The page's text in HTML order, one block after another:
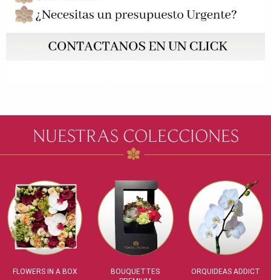
NUESTRAS COLECCIONES
FLOWERS IN A BOX
BOUQUETTES
ORQUIDEAS ADDICT